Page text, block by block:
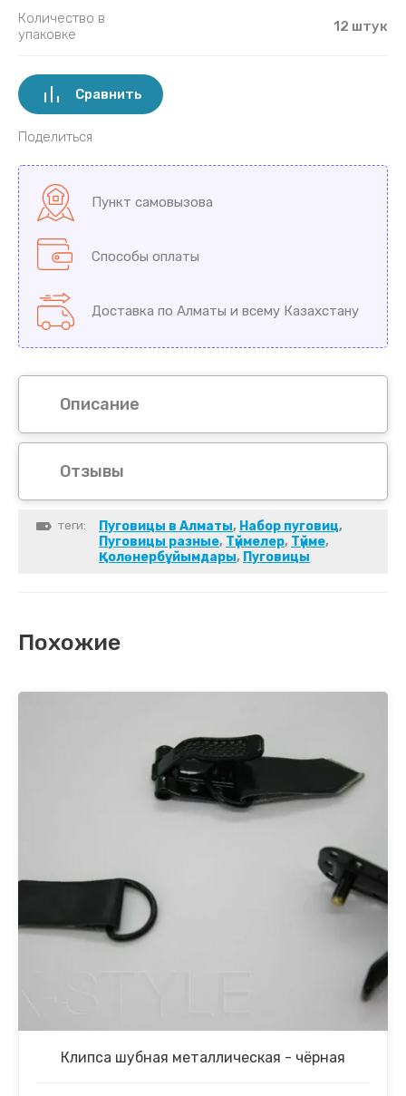
Количество в
упаковке
12 штук
Сравнить
Поделиться
Пункт самовызова
Способы оплаты
Доставка по Алматы и всему Казахстану
Описание
Отзывы
теги: Пуговицы в Алматы, Набор пуговиц,
Пуговицы разные, Түймелер, Түйме,
Қолөнербұйымдары, Пуговицы
Похожие
Клипса шубная металлическая - чёрная